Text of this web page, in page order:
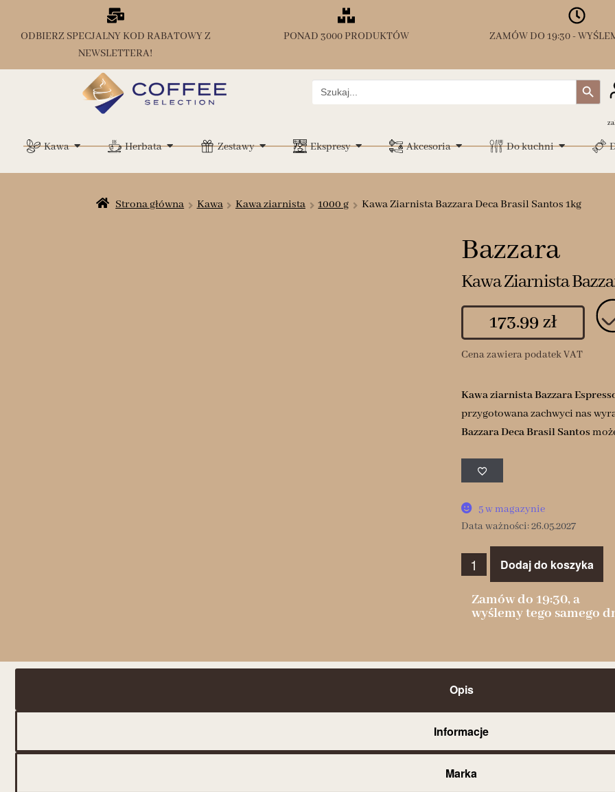
ODBIERZ SPECJALNY KOD RABATOWY Z
NEWSLETTERA!
PONAD 3000 PRODUKTÓW ZAMÓW DO 19:30 -
Search
for:
Search Button
Kawa Herbata Zestawy Ekspresy Akcesoria Do kuchni
Strona główna Kawa Kawa ziarnista 1000 g Kawa Ziarnista Bazzara Deca Brasil Santos 1kg
Bazzara
Kawa Ziarnista
173.99 zł
Cena zawiera podatek VAT
Kawa ziarnista Bazzara
przygotowana zachwyci nas
Bazzara Deca Brasil Santos
5 w magazynie
Data ważności: 26.05.2027
Dodaj do koszyka
Zamów do 19:30, a
wyślemy tego samego
Opis
Informacje
Marka